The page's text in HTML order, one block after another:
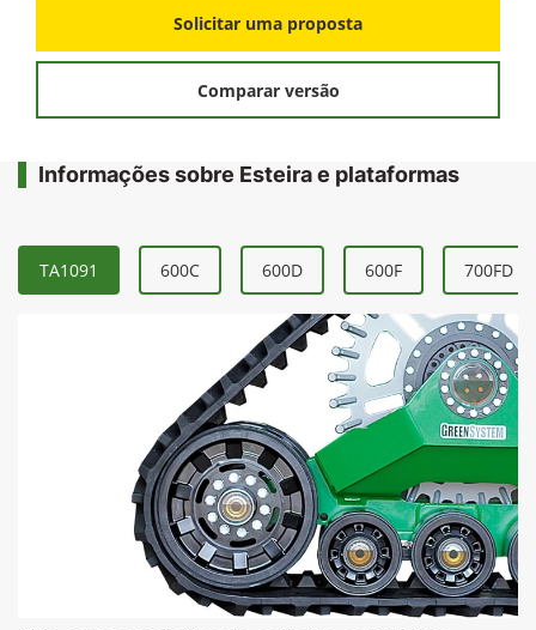
Solicitar uma proposta
Comparar versão
Informações sobre Esteira e plataformas
TA1091 600C 600D 600F 700FD